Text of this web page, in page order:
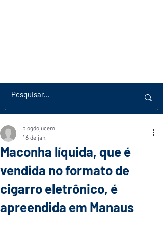
Maconha líquida, que é
vendida no formato de
cigarro eletrônico, é
apreendida em Manaus
blogdojucem
16 de jan.